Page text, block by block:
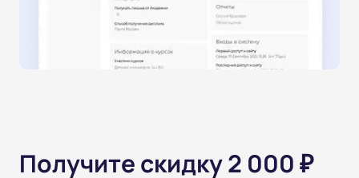
Получите скидку 2 000 ₽